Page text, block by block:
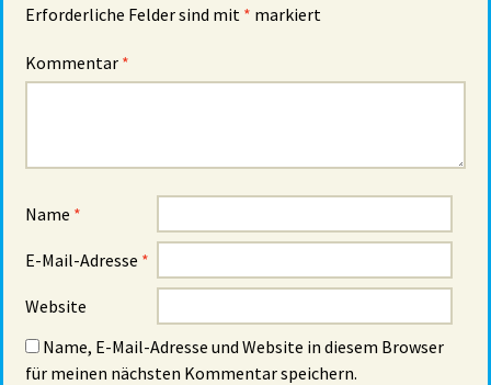
Erforderliche Felder sind mit * markiert
Kommentar *
Name *
E-Mail-Adresse *
Website
Name, E-Mail-Adresse und Website in diesem Browser
für meinen nächsten Kommentar speichern.